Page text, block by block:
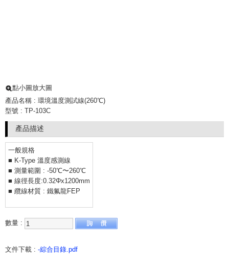
點小圖放大圖
產品名稱 : 環境溫度測試線(260℃)
型號 : TP-103C
產品描述
一般規格
■ K-Type 溫度感測線
■ 測量範圍 : -50℃〜260℃
■ 線徑長度:0.32Φx1200mm
■ 纜線材質 : 鐵氟龍FEP
數量 :
文件下載 : -綜合目錄.pdf